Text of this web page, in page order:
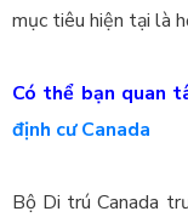
mục tiêu hiện tại là
Có thể bạn quan
định cư Canada
Bộ Di trú Canada